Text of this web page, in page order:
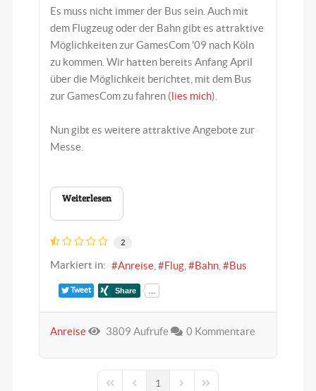
Es muss nicht immer der Bus sein. Auch mit
dem Flugzeug oder der Bahn gibt es attraktive
Möglichkeiten zur GamesCom '09 nach Köln
zu kommen. Wir hatten bereits Anfang April
über die Möglichkeit berichtet, mit dem Bus
zur GamesCom zu fahren (lies mich).
Nun gibt es weitere attraktive Angebote zur
Messe.
Weiterlesen
2
Markiert in: Anreise Flug Bahn Bus
Tweet
Anreise 3809 Aufrufe 0 Kommentare
1